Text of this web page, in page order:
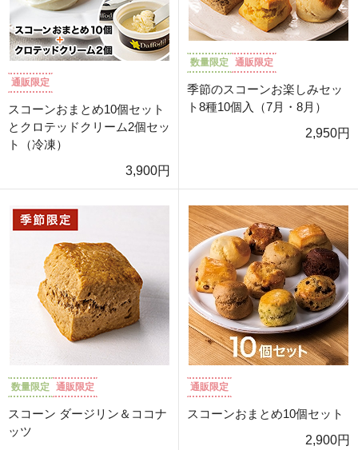
通販限定
スコーンおまとめ10個セット
とクロテッドクリーム2個セッ
ト（冷凍）
3,900円
数量限定 通販限定
季節のスコーンお楽しみセッ
ト8種10個入（7月・8月）
2,950円
数量限定 通販限定
スコーン ダージリン＆ココナ
ッツ
通販限定
スコーンおまとめ10個セット
2,900円